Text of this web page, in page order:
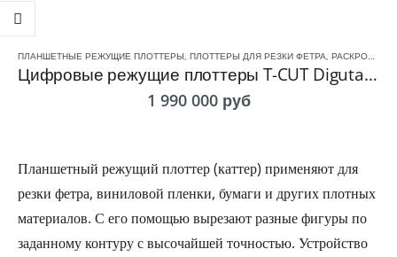
ПЛАНШЕТНЫЕ РЕЖУЩИЕ ПЛОТТЕРЫ, ПЛОТТЕРЫ ДЛЯ РЕЗКИ ФЕТРА, РАСКРОЙНЫЙ ПЛОТТЕРЫ
Цифровые режущие плоттеры T-CUT Digutal Cutting Plotter DC S / PRO
1 990 000 руб
Планшетный режущий плоттер (каттер) применяют для
резки фетра, виниловой пленки, бумаги и других плотных
материалов. С его помощью вырезают разные фигуры по
заданному контуру с высочайшей точностью. Устройство